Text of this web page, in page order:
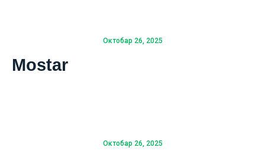
Октобар 26, 2025
Mostar
Октобар 26, 2025